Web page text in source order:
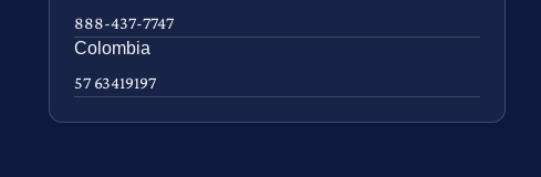
888-437-7747
Colombia
57 63419197